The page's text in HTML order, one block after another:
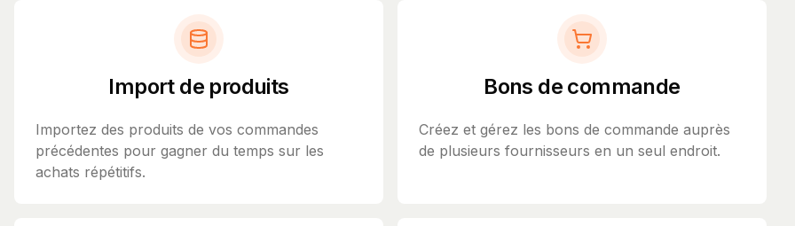
Import de produits
Importez des produits de vos commandes
précédentes pour gagner du temps sur les
achats répétitifs.
Bons de commande
Créez et gérez les bons de commande auprès
de plusieurs fournisseurs en un seul endroit.